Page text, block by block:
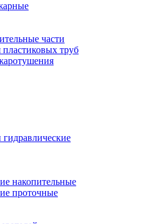
части
труб
накопительные
проточные